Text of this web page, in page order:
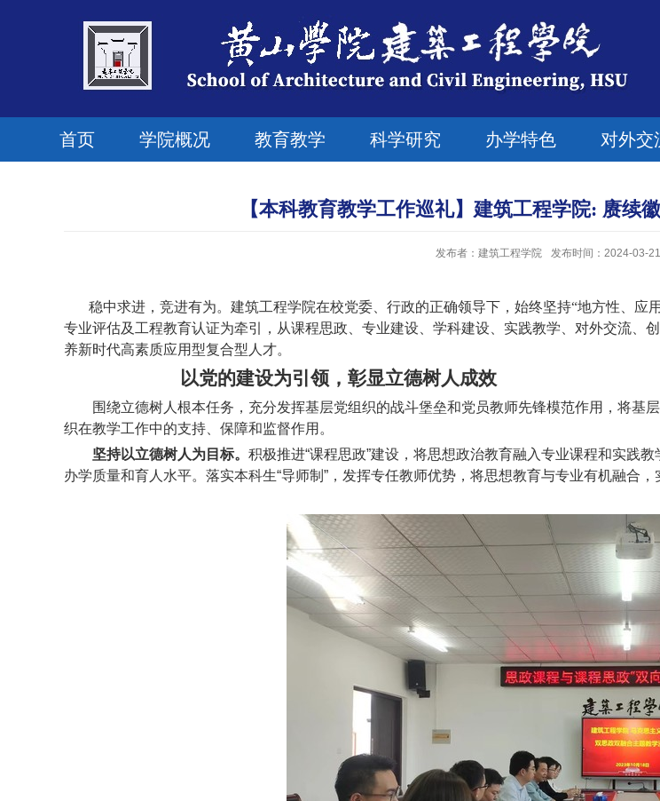
首页 学院概况 教育教学 科学研究 办学特色 对外交
【本科教育教学工作巡礼】建筑工程学院: 赓续
发布者：建筑工程学院 发布时间：2024-03-21
稳中求进，竞进有为。建筑工程学院在校党委、行政的正确领导下，始终坚持“地方性、
专业评估及工程教育认证为牵引，从课程思政、专业建设、学科建设、实践教学、对外交流、
养新时代高素质应用型复合型人才。
以党的建设为引领，彰显立德树人成效
围绕立德树人根本任务，充分发挥基层党组织的战斗堡垒和党员教师先锋模范作用，将基
织在教学工作中的支持、保障和监督作用。
坚持以立德树人为目标。 积极推进“课程思政”建设，将思想政治教育融入专业课程和实践
办学质量和育人水平。落实本科生“导师制”，发挥专任教师优势，将思想教育与专业有机融合，